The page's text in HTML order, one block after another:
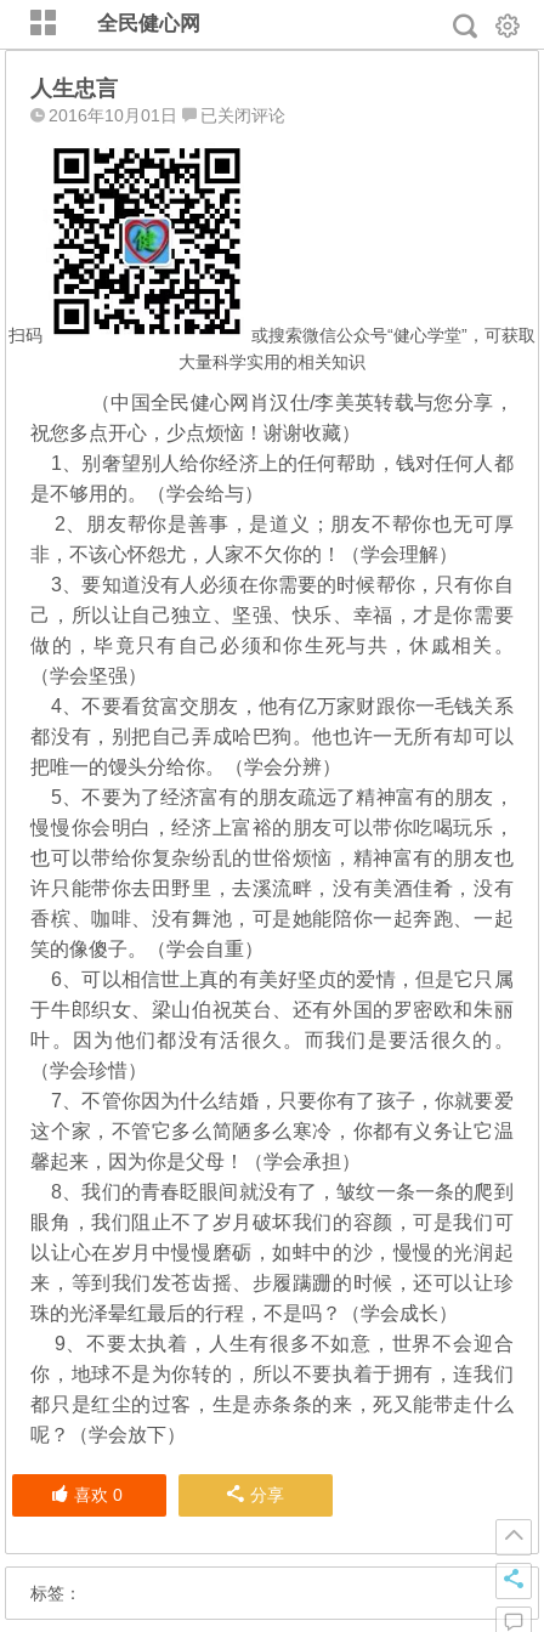
全民健心网
人生忠言
2016年10月01日
人
忠
言
已关闭评论
扫码
或搜索微信公众号“健心学堂”，可获取
大量科学实用的相关知识
（中国全民健心网肖汉仕/李美英转载与您分享，
祝您多点开心，少点烦恼！谢谢收藏）
1、别奢望别人给你经济上的任何帮助，钱对任何人都
是不够用的。（学会给与）
2、朋友帮你是善事，是道义；朋友不帮你也无可厚
非，不该心怀怨尤，人家不欠你的！（学会理解）
3、要知道没有人必须在你需要的时候帮你，只有你自
己，所以让自己独立、坚强、快乐、幸福，才是你需要
做的，毕竟只有自己必须和你生死与共，休戚相关。
（学会坚强）
4、不要看贫富交朋友，他有亿万家财跟你一毛钱关系
都没有，别把自己弄成哈巴狗。他也许一无所有却可以
把唯一的馒头分给你。（学会分辨）
5、不要为了经济富有的朋友疏远了精神富有的朋友，
慢慢你会明白，经济上富裕的朋友可以带你吃喝玩乐，
也可以带给你复杂纷乱的世俗烦恼，精神富有的朋友也
许只能带你去田野里，去溪流畔，没有美酒佳肴，没有
香槟、咖啡、没有舞池，可是她能陪你一起奔跑、一起
笑的像傻子。（学会自重）
6、可以相信世上真的有美好坚贞的爱情，但是它只属
于牛郎织女、梁山伯祝英台、还有外国的罗密欧和朱丽
叶。因为他们都没有活很久。而我们是要活很久的。
（学会珍惜）
7、不管你因为什么结婚，只要你有了孩子，你就要爱
这个家，不管它多么简陋多么寒冷，你都有义务让它温
馨起来，因为你是父母！（学会承担）
8、我们的青春眨眼间就没有了，皱纹一条一条的爬到
眼角，我们阻止不了岁月破坏我们的容颜，可是我们可
以让心在岁月中慢慢磨砺，如蚌中的沙，慢慢的光润起
来，等到我们发苍齿摇、步履蹒跚的时候，还可以让珍
珠的光泽晕红最后的行程，不是吗？（学会成长）
9、不要太执着，人生有很多不如意，世界不会迎合
你，地球不是为你转的，所以不要执着于拥有，连我们
都只是红尘的过客，生是赤条条的来，死又能带走什么
呢？（学会放下）
喜欢 0 分享
标签：